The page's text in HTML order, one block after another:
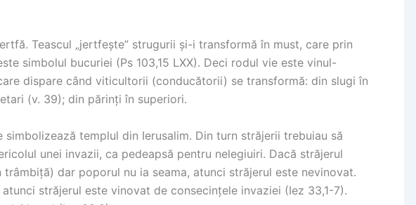
Teascul „jertfește” strugurii și-i transformă în must, care prin
simbolul bucuriei (Ps 103,15 LXX). Deci rodul vie este vinul-
dispare când viticultorii (conducătorii) se transformă: din slugi în
(v. 39); din părinți în superiori.
templul din Ierusalim. Din turn străjerii trebuiau să
unei invazii, ca pedeapsă pentru nelegiuiri. Dacă străjerul
dar poporul nu ia seama, atunci străjerul este nevinovat.
străjerul este vinovat de consecințele invaziei (Iez 33,1-7).